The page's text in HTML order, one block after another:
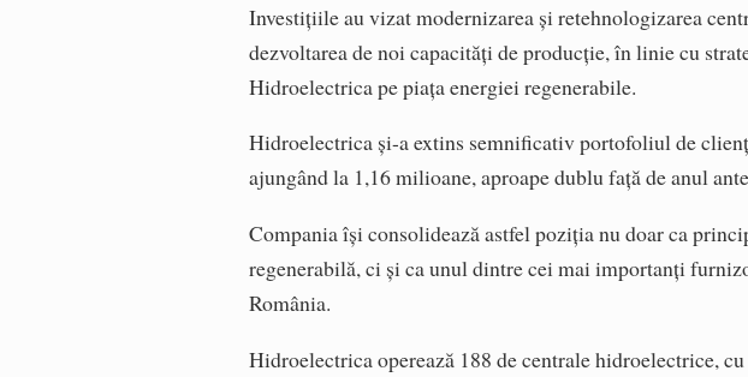
Investițiile au vizat modernizarea și retehnologizarea
dezvoltarea de noi capacități de producție, în linie cu
Hidroelectrica pe piața energiei regenerabile.
Hidroelectrica și-a extins semnificativ portofoliul de
ajungând la 1,16 milioane, aproape dublu față de anul
Compania își consolidează astfel poziția nu doar ca
regenerabilă, ci și ca unul dintre cei mai importanți
România.
Hidroelectrica operează 188 de centrale hidroelectrice,